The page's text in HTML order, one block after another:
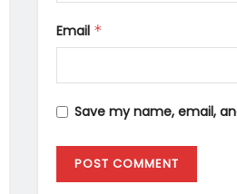
Email *
Save my name, email,